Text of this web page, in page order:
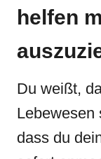
helfen
Du weißt,
Lebewesen
dass du